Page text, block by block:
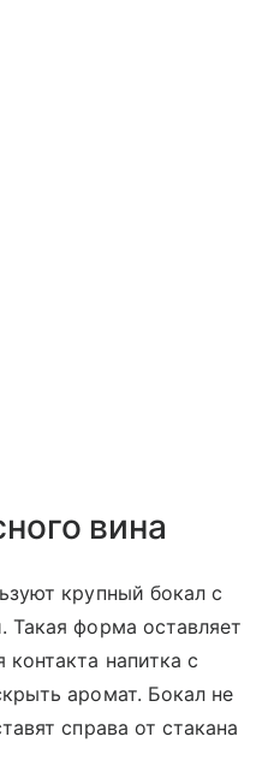
вина
крупный бокал с
Такая форма оставляет
напитка с
аромат. Бокал не
справа от стакана